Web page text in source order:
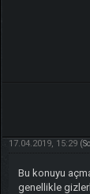
17.04.2019, 15:29
Bu konuyu
genellikle